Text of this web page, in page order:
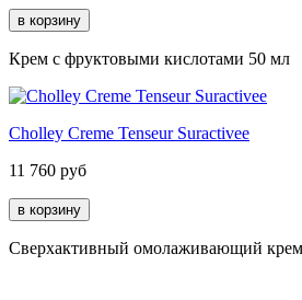
Крем с фруктовыми кислотами 50 мл
Cholley Creme Tenseur Suractivee
11 760 руб
Сверхактивный омолаживающий